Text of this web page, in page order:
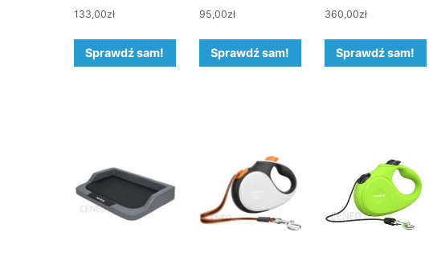
133,00zł
Sprawdź sam!
95,00zł
Sprawdź sam!
360,00zł
Sprawdź sam!